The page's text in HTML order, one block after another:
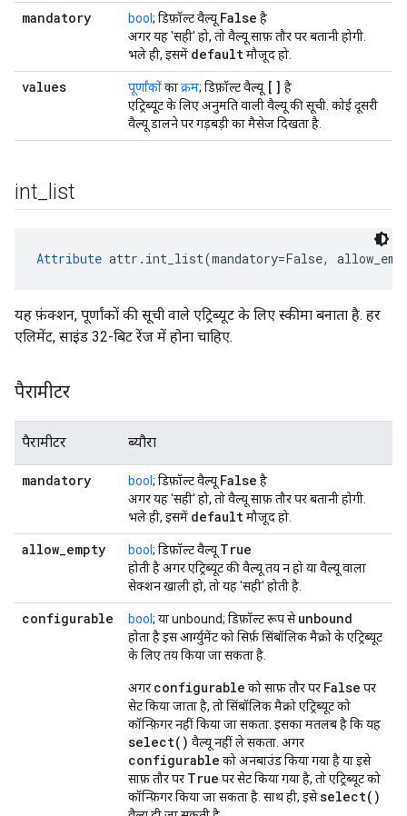
mandatory bool ; डिफ़ॉल्ट वैल्यू False है
अगर यह 'सही' हो, तो वैल्यू साफ़ तौर पर बतानी होगी.
भले ही, इसमें defaultमौजूद हो.
values पूर्णांकोंकाक्रम; डिफ़ॉल्ट वैल्यू [] है
एट्रिब्यूट के लिए अनुमति वाली वैल्यू की सूची. कोई दूसरी
वैल्यू डालने पर गड़बड़ी का मैसेज दिखता है.
int list
Attribute attr.int_list(mandatory=False,
यह फ़ंक्शन, पूर्णांकों की सूची वाले एट्रिब्यूट के लिए स्कीमा बनाता है. हर
एलिमेंट, साइंड 32-बिट रेंज में होना चाहिए.
पैरामीटर
पैरामीटर ब्यौरा
mandatory bool ; डिफ़ॉल्ट वैल्यू False है
अगर यह 'सही' हो, तो वैल्यू साफ़ तौर पर बतानी होगी.
भले ही, इसमें defaultमौजूद हो.
allow_empty bool ; डिफ़ॉल्ट वैल्यू True
होती है अगर एट्रिब्यूट की वैल्यू तय न हो या वैल्यू वाला
सेक्शन खाली हो, तो यह 'सही' होती है.
configurable bool ; या unbound; डिफ़ॉल्ट रूप सेunbound
होता है इस आर्ग्युमेंट को सिर्फ़ सिंबॉलिक मैक्रो के एट्रिब्यूट
के लिए तय किया जा सकता है.
अगर configurable को साफ़ तौर पर False पर
सेट किया जाता है, तो सिंबॉलिक मैक्रो एट्रिब्यूट को
कॉन्फ़िगर नहीं किया जा सकता. इसका मतलब है कि यह
select() वैल्यू नहीं ले सकता. अगर
configurable को अनबाउंड किया गया है या इसे
साफ़ तौर पर True पर सेट किया गया है, तो एट्रिब्यूट को
कॉन्फ़िगर किया जा सकता है. साथ ही, इसेselect()